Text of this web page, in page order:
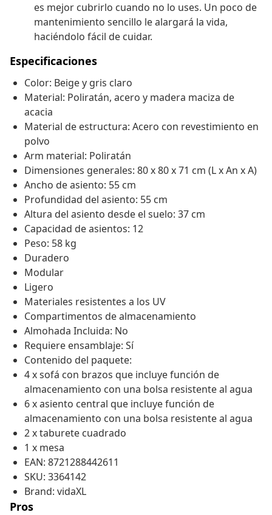
es mejor cubrirlo cuando no lo uses. Un poco de
mantenimiento sencillo le alargará la vida,
haciéndolo fácil de cuidar.
Especificaciones
Color: Beige y gris claro
Material: Poliratán, acero y madera maciza de
acacia
Material de estructura: Acero con revestimiento en
polvo
Arm material: Poliratán
Dimensiones generales: 80 x 80 x 71 cm (L x An x A)
Ancho de asiento: 55 cm
Profundidad del asiento: 55 cm
Altura del asiento desde el suelo: 37 cm
Capacidad de asientos: 12
Peso: 58 kg
Duradero
Modular
Ligero
Materiales resistentes a los UV
Compartimentos de almacenamiento
Almohada Incluida: No
Requiere ensamblaje: Sí
Contenido del paquete:
4 x sofá con brazos que incluye función de
almacenamiento con una bolsa resistente al agua
6 x asiento central que incluye función de
almacenamiento con una bolsa resistente al agua
2 x taburete cuadrado
1 x mesa
EAN: 8721288442611
SKU: 3364142
Brand: vidaXL
Pros